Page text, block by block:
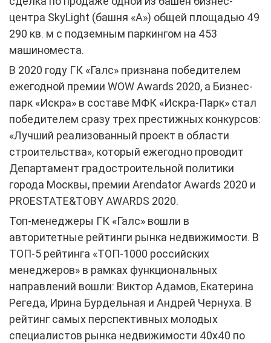
центра SkyLight (башня «А») общей площадью 49
290 кв. м с подземным паркингом на 453
машиноместа.
В 2020 году ГК «Галс» признана победителем
ежегодной премии WOW Awards 2020, а Бизнес-
парк «Искра» в составе МФК «Искра-Парк» стал
победителем сразу трех престижных конкурсов:
«Лучший реализованный проект в области
строительства», который ежегодно проводит
Департамент градостроительной политики
города Москвы, премии Arendator Awards 2020 и
PROESTATE&TOBY AWARDS 2020.
Топ-менеджеры ГК «Галс» вошли в
авторитетные рейтинги рынка недвижимости. В
ТОП-5 рейтинга «ТОП-1000 российских
менеджеров» в рамках функциональных
направлений вошли: Виктор Адамов, Екатерина
Регеда, Ирина Бурдельная и Андрей Чернуха. В
рейтинг самых перспективных молодых
специалистов рынка недвижимости 40х40 по